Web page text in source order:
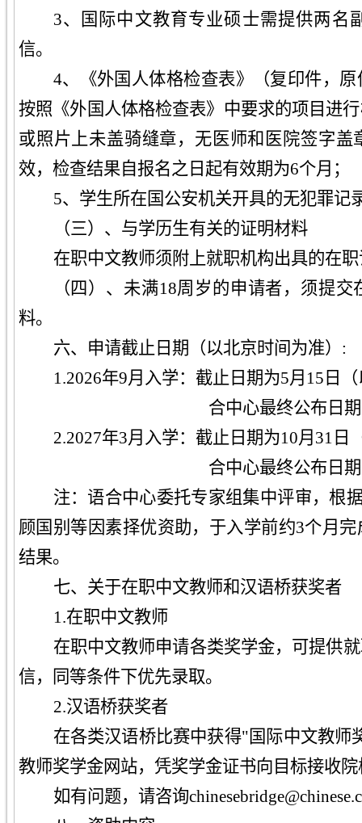
3、国际中文教育专业硕士需提供两名
信。
4、
《外国人体格检查表》（复印件，
按照《外国人体格检查表》中要求的项目进
或照片上未盖骑缝章，无医师和医院签字
效，检查结果自报名之日起有效期为6个月；
5、 学生所在国公安机关开具的无犯罪记
（三）、与学历生有关的证明材料
在职中文教师须附上就职机构出具的在
（四）、 未满18周岁的申请者，须提
料。
六、申请截止日期（以北京时间为准）:
1.2026年9月入学：截止日期为5月15日 （
合中心最终公布日
2.2027年3月入学：截止日期为10月31日
合中心最终公布日
注：语合中心委托专家组集中评审，根
顾国别等因素择优资助，于入学前约3个月
结果。
七、关于在职中文教师和汉语桥获奖者
1.在职中文教师
在职中文教师申请各类奖学金，可提供
信，同等条件下优先录取。
2.汉语桥获奖者
在各类汉语桥比赛中获得"国际中文教师
教师奖学金网站，凭奖学金证书向目标接收
如有问题，请咨询